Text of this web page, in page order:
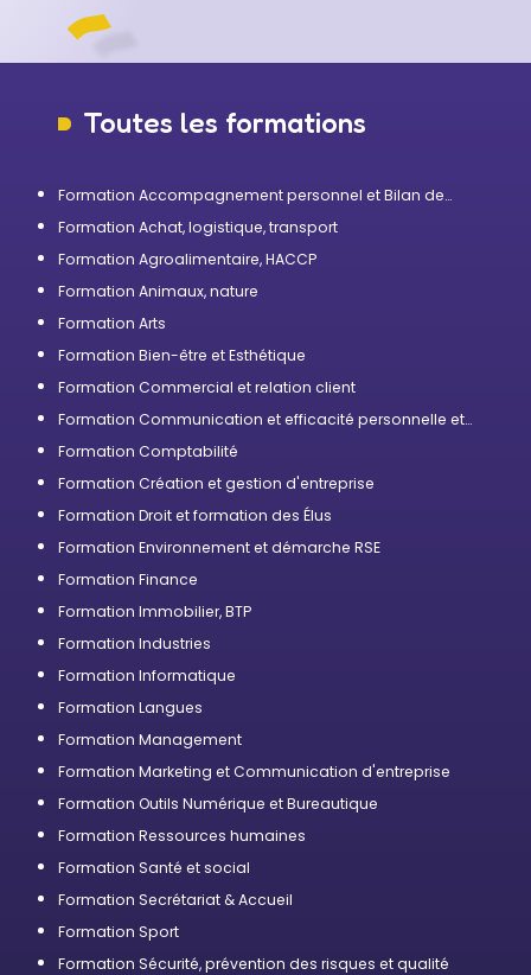
Toutes les formations
Formation Accompagnement personnel et Bilan de
Formation Achat, logistique, transport
Formation Agroalimentaire, HACCP
Formation Animaux, nature
Formation Arts
Formation Bien-être et Esthétique
Formation Commercial et relation client
Formation Communication et efficacité personnelle et
Formation Comptabilité
Formation Création et gestion d'entreprise
Formation Droit et formation des Élus
Formation Environnement et démarche RSE
Formation Finance
Formation Immobilier, BTP
Formation Industries
Formation Informatique
Formation Langues
Formation Management
Formation Marketing et Communication d'entreprise
Formation Outils Numérique et Bureautique
Formation Ressources humaines
Formation Santé et social
Formation Secrétariat & Accueil
Formation Sport
Formation Sécurité, prévention des risques et qualité